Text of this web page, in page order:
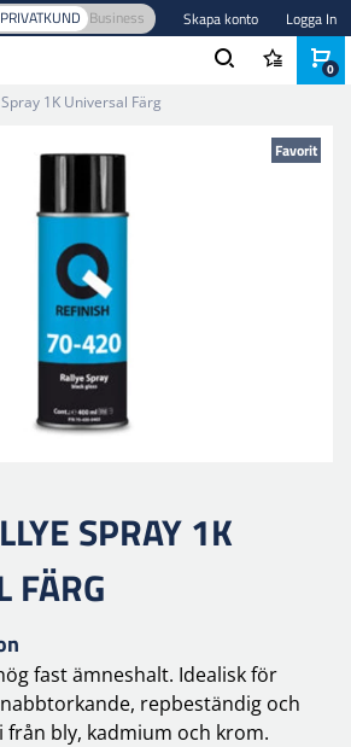
Business Skapa konto Logga In
Spray 1K Universal Färg
Favorit
SPRAY 1K
FÄRG
fast ämneshalt. Idealisk för
repbeständig och
från bly, kadmium och krom.
0